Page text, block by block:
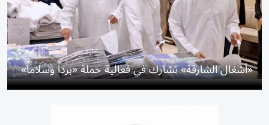
«أشغال الشارقة» تشارك في فعالية حملة «برداً وسلاماً»